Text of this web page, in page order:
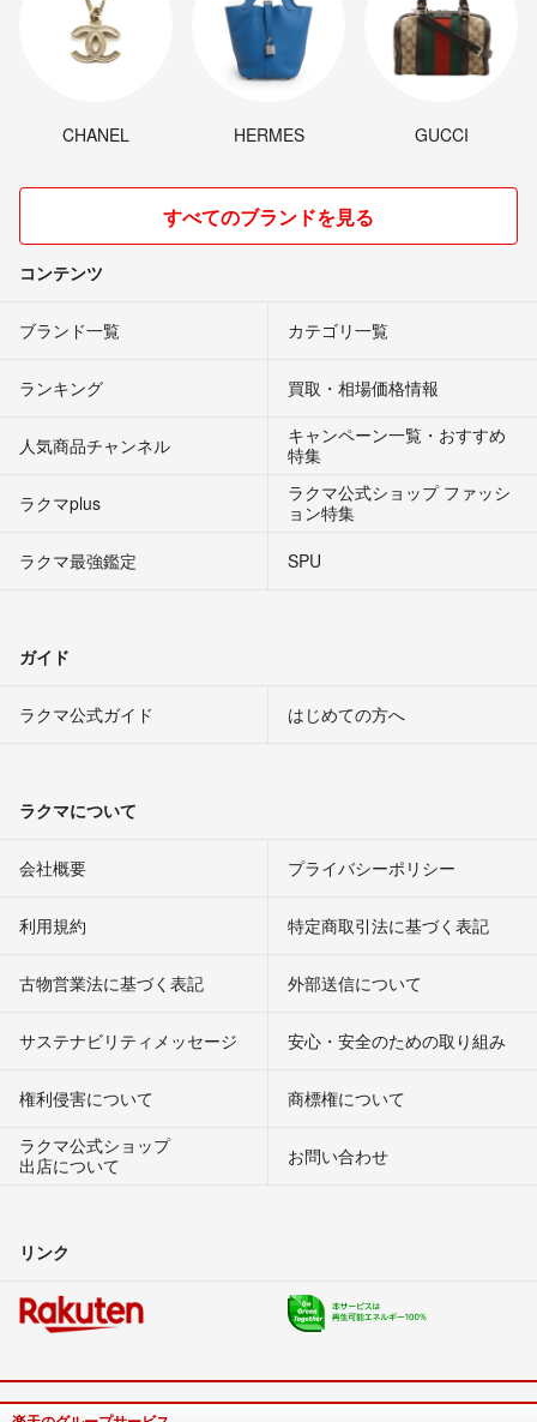
CHANEL HERMES GUCCI
すべてのブランドを見る
コンテンツ
ブランド一覧 カテゴリ一覧
ランキング 買取・相場価格情報
人気商品チャンネル
キャンペーン一覧・おすすめ
特集
ラクマplus
ラクマ公式ショップ ファッシ
ョン特集
ラクマ最強鑑定
SPU
ガイド
ラクマ公式ガイド はじめての方へ
ラクマについて
会社概要 プライバシーポリシー
利用規約 特定商取引法に基づく表記
古物営業法に基づく表記 外部送信について
サステナビリティメッセージ 安心・安全のための取り組み
権利侵害について
商標権について
ラクマ公式ショップ
出店について
お問い合わせ
リンク